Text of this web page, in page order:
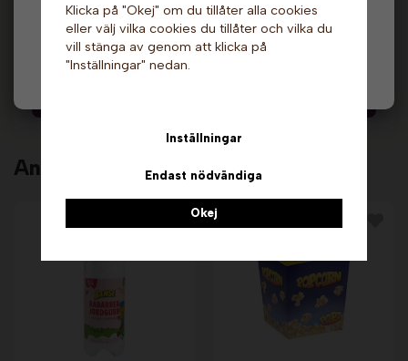
moms) eller företag (exkl. moms) för hur våra priser
ska visas.
Privat
Vit choklad
toppingsås - 0,9 liter.
Nic
259 kr
Pepparkaka
toppingsås - 0,9 liter.
Andra köpte även
Klicka på "Okej" om du tillåter alla cookies
eller välj vilka cookies du tillåter och vilka du
vill stänga av genom att klicka på
"Inställningar" nedan.
Inställningar
Endast nödvändiga
Okej